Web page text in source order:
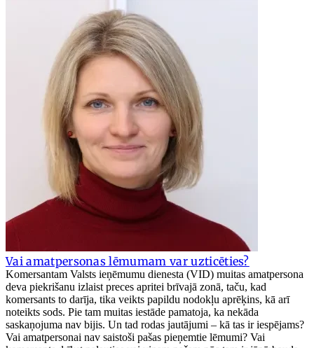
Vai amatpersonas lēmumam var uzticēties?
Komersantam Valsts ieņēmumu dienesta (VID) muitas amatpersona
deva piekrišanu izlaist preces apritei brīvajā zonā, taču, kad
komersants to darīja, tika veikts papildu nodokļu aprēķins, kā arī
noteikts sods. Pie tam muitas iestāde pamatoja, ka nekāda
saskaņojuma nav bijis. Un tad rodas jautājumi – kā tas ir iespējams?
Vai amatpersonai nav saistoši pašas pieņemtie lēmumi? Vai